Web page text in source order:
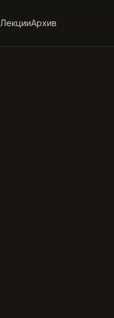
ЛекцииАрхив